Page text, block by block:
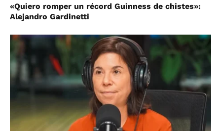
«Quiero romper un récord Guinness de chistes»:
Alejandro Gardinetti